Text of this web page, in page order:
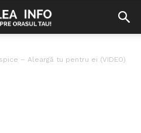
– Aleargă tu pentru ei (VIDEO)